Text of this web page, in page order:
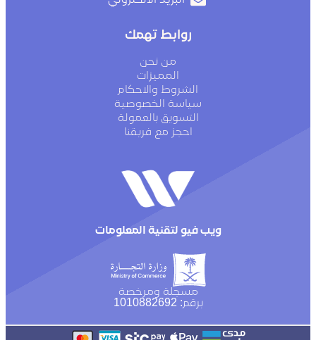
روابط تهمك
من نحن
المميزات
الشروط والاحكام
سياسة الخصوصية
التسويق بالعمولة
احجز مع فريقنا
ويب فيو لتقنية المعلومات
مسجلة ومرخصة
برقم: 1010882692